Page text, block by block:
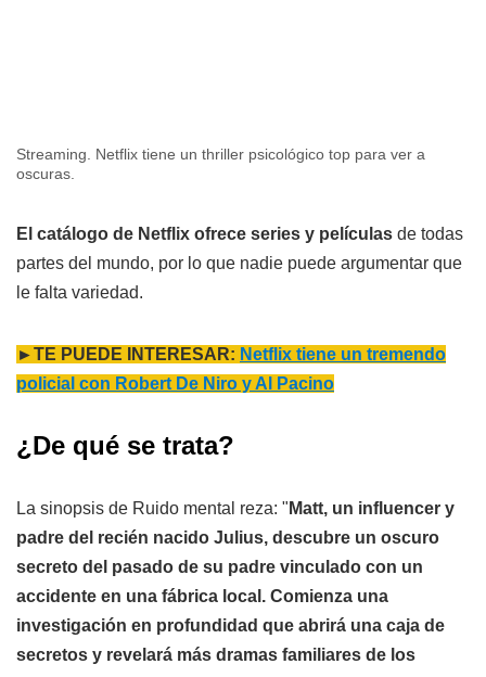
Streaming. Netflix tiene un thriller psicológico top para ver a
oscuras.
El catálogo de Netflix ofrece series y películas de todas
partes del mundo, por lo que nadie puede argumentar que
le falta variedad.
►TE PUEDE INTERESAR: Netflix tiene un tremendo
policial con Robert De Niro y Al Pacino
¿De qué se trata?
La sinopsis de Ruido mental reza: " Matt, un influencer y
padre del recién nacido Julius, descubre un oscuro
secreto del pasado de su padre vinculado con un
accidente en una fábrica local. Comienza una
investigación en profundidad que abrirá una caja de
secretos y revelará más dramas familiares de los